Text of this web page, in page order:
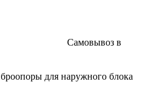
Самовывоз в
для наружного блока